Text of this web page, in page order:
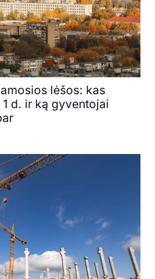
lėšos: kas
d. ir ką gyventojai